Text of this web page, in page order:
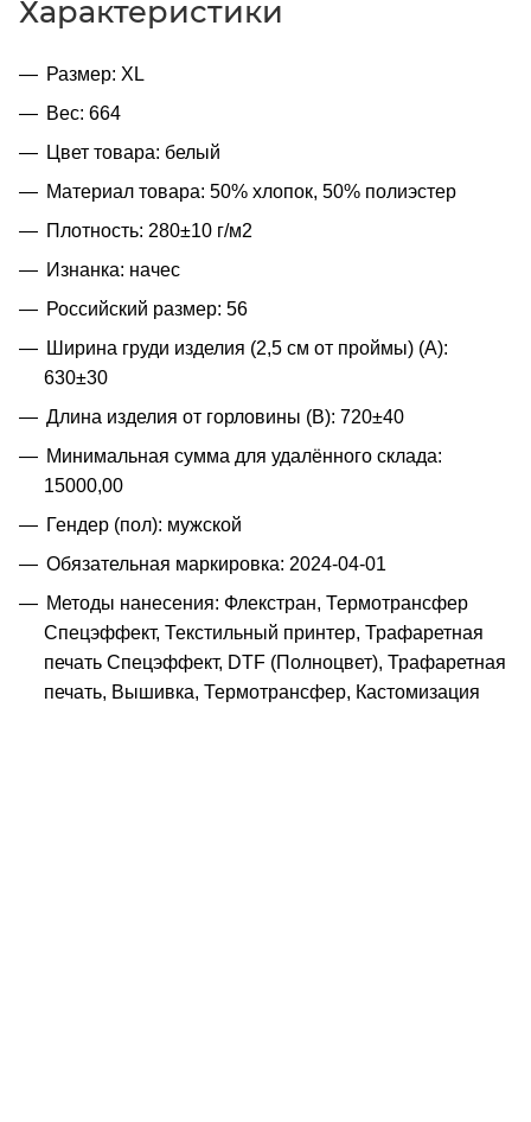
Характеристики
Размер: XL
Вес: 664
Цвет товара: белый
Материал товара: 50% хлопок, 50% полиэстер
Плотность: 280±10 г/м2
Изнанка: начес
Российский размер: 56
Ширина груди изделия (2,5 см от проймы) (A):
630±30
Длина изделия от горловины (B): 720±40
Минимальная сумма для удалённого склада:
15000,00
Гендер (пол): мужской
Обязательная маркировка: 2024-04-01
Методы нанесения: Флекстран, Термотрансфер
Спецэффект, Текстильный принтер, Трафаретная
печать Спецэффект, DTF (Полноцвет), Трафаретная
печать, Вышивка, Термотрансфер, Кастомизация